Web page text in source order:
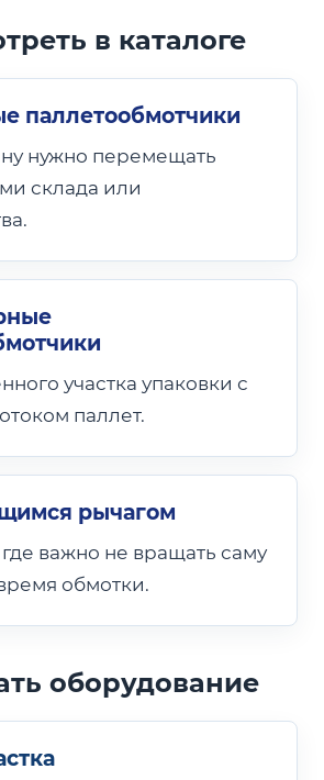
в каталоге
паллетообмотчики
нужно перемещать
склада или
участка упаковки с
паллет.
рычагом
важно не вращать саму
обмотки.
оборудование